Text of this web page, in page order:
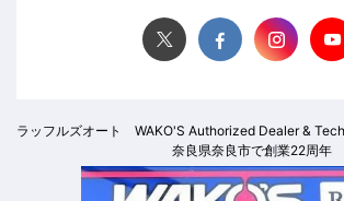
ラッフルズオート WAKO'S Authorized Dealer &
奈良県奈良市で創業22周年